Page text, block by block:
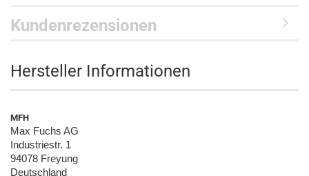
Kundenrezensionen
Hersteller Informationen
MFH
Max Fuchs AG
Industriestr. 1
94078 Freyung
Deutschland